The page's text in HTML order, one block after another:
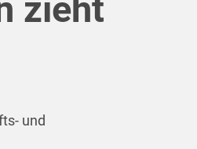
zieht
und